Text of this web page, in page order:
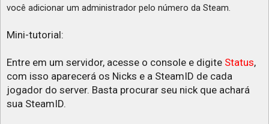
você adicionar um administrador pelo número da Steam.
Mini-tutorial:
Entre em um servidor, acesse o console e digite Status,
com isso aparecerá os Nicks e a SteamID de cada
jogador do server. Basta procurar seu nick que achará
sua SteamID.